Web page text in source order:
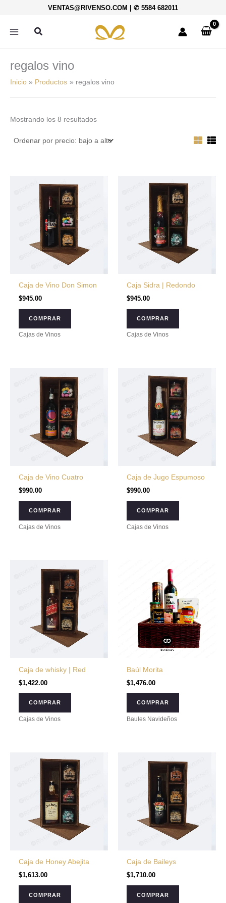
contenido
VENTAS@RIVENSO.COM | ✆ 5584 682011
Buscar
regalos vino
Inicio Productos regalos vino
Mostrando los 8 resultados
por
bajo
a
alto
Caja de Vino Don Simon
$945.00
COMPRAR
Cajas de Vinos
Caja Sidra | Redondo
$945.00
COMPRAR
Cajas de Vinos
Caja de Vino Cuatro
$990.00
COMPRAR
Cajas de Vinos
Caja de Jugo Espumoso
$990.00
COMPRAR
Cajas de Vinos
Caja de whisky | Red
$1,422.00
COMPRAR
Cajas de Vinos
Baúl Morita
$1,476.00
COMPRAR
Baules Navideños
Caja de Honey Abejita
$1,613.00
COMPRAR
Caja de Baileys
$1,710.00
COMPRAR